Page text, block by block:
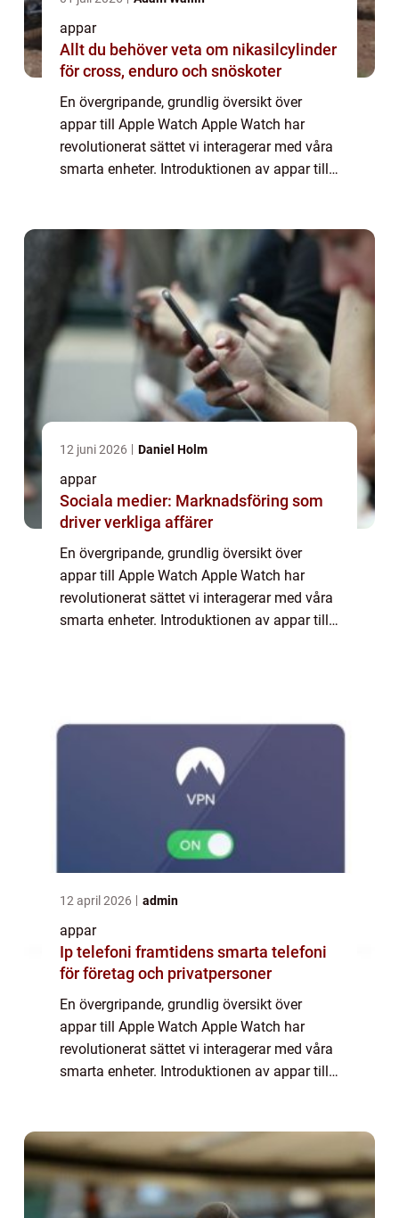
appar
Allt du behöver veta om nikasilcylinder
för cross, enduro och snöskoter
En övergripande, grundlig översikt över
appar till Apple Watch Apple Watch har
revolutionerat sättet vi interagerar med våra
smarta enheter. Introduktionen av appar till
12 juni 2026 Daniel Holm
appar
Sociala medier: Marknadsföring som
driver verkliga affärer
En övergripande, grundlig översikt över
appar till Apple Watch Apple Watch har
revolutionerat sättet vi interagerar med våra
smarta enheter. Introduktionen av appar till
12 april 2026 admin
appar
Ip telefoni framtidens smarta telefoni
för företag och privatpersoner
En övergripande, grundlig översikt över
appar till Apple Watch Apple Watch har
revolutionerat sättet vi interagerar med våra
smarta enheter. Introduktionen av appar till